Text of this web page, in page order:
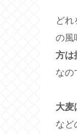
どれ
の風
方は
なの
大麦
など